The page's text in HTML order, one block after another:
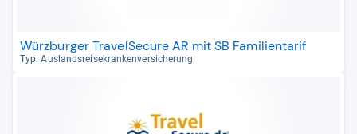
Würzburger TravelSecure AR mit SB Familientarif
Typ: Aus­lands­rei­se­kran­ken­ver­si­che­rung